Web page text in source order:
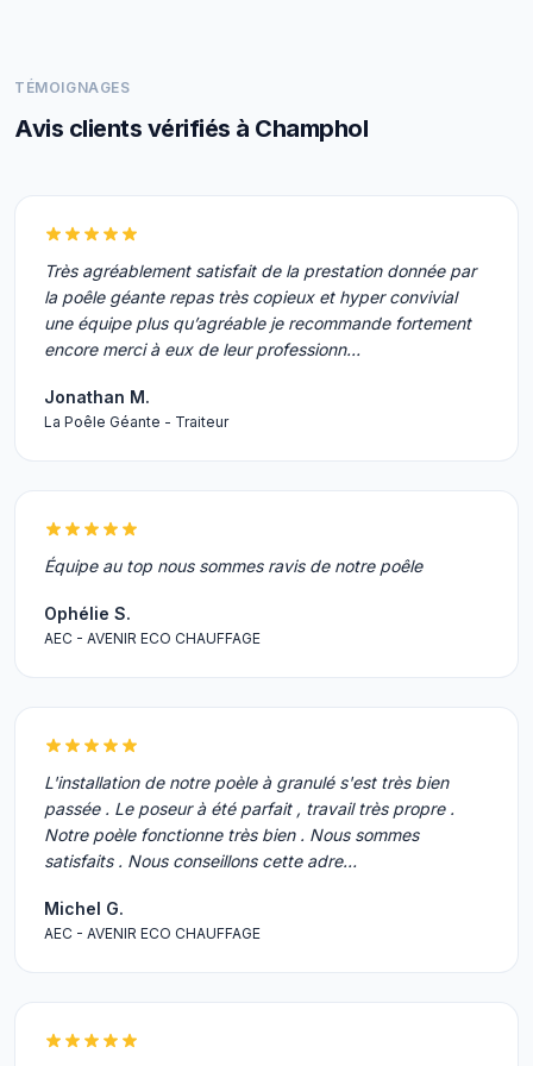
TÉMOIGNAGES
Avis clients vérifiés à Champhol
Très agréablement satisfait de la prestation donnée par
la poêle géante repas très copieux et hyper convivial
une équipe plus qu’agréable je recommande fortement
encore merci à eux de leur professionn…
Jonathan M.
La Poêle Géante - Traiteur
Équipe au top nous sommes ravis de notre poêle
Ophélie S.
AEC - AVENIR ECO CHAUFFAGE
L'installation de notre poèle à granulé s'est très bien
passée . Le poseur à été parfait , travail très propre .
Notre poèle fonctionne très bien . Nous sommes
satisfaits . Nous conseillons cette adre…
Michel G.
AEC - AVENIR ECO CHAUFFAGE